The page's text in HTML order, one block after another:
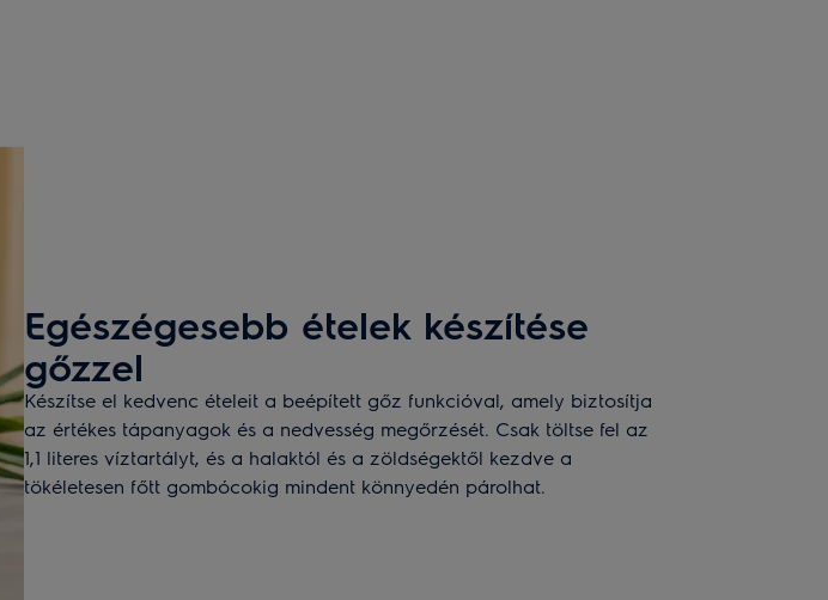
Egészégesebb ételek készítése
gőzzel
Készítse el kedvenc ételeit a beépített gőz funkcióval, amely biztosítja
az értékes tápanyagok és a nedvesség megőrzését. Csak töltse fel az
1,1 literes víztartályt, és a halaktól és a zöldségektől kezdve a
tökéletesen főtt gombócokig mindent könnyedén párolhat.